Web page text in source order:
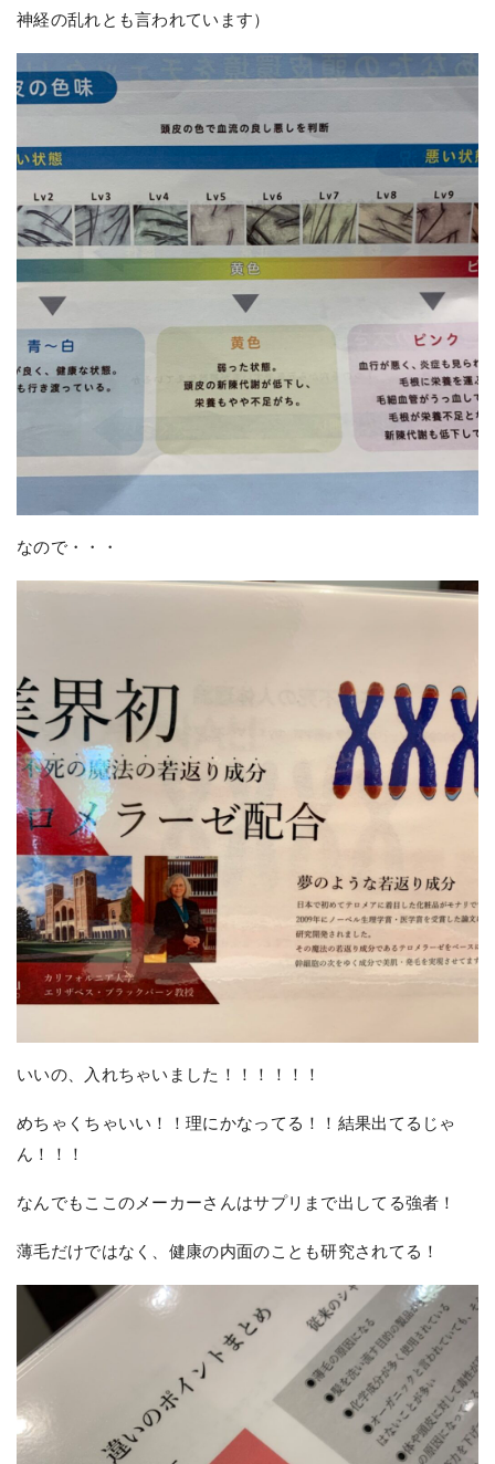
神経の乱れとも言われています）
なので・・・
いいの、入れちゃいました！！！！！！
めちゃくちゃいい！！理にかなってる！！結果出てるじゃ
ん！！！
なんでもここのメーカーさんはサプリまで出してる強者！
薄毛だけではなく、健康の内面のことも研究されてる！